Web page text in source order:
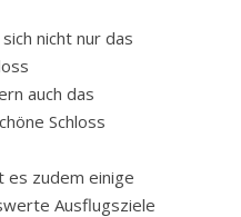
nicht nur das
auch das
Schloss
zudem einige
Ausflugsziele